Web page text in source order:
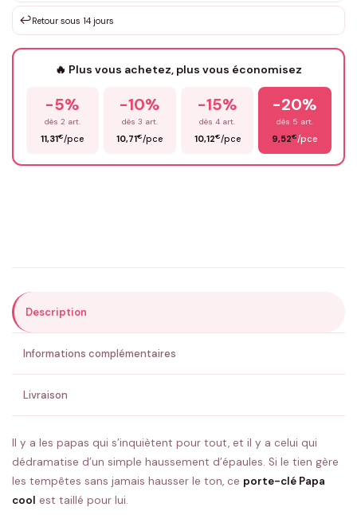
Votre texte / idée*
Prénom*
ENVOYER MA DEMANDE ✨
💚 Retour sous 24-48h🇫🇷 Flocage en France✅ Validation avant fabrication
↩️Retour sous 14 jours
🔥 Plus vous achetez, plus vous économisez
-5%
dès 2 art.
11,31€/pce
-10%
dès 3 art.
10,71€/pce
-15%
dès 4 art.
10,12€/pce
-20%
dès 5 art.
9,52€/pce
Description
Informations complémentaires
Livraison
Il y a les papas qui s’inquiètent pour tout, et il y a celui qui
dédramatise d’un simple haussement d’épaules. Si le tien gère
les tempêtes sans jamais hausser le ton, ce porte-clé Papa
cool est taillé pour lui.